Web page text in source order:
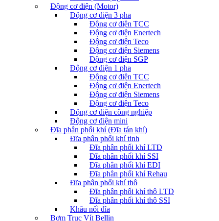
Động cơ điện (Motor)
Động cơ điện 3 pha
Động cơ điện TCC
Động cơ điện Enertech
Động cơ điện Teco
Động cơ điện Siemens
Động cơ điện SGP
Động cơ điện 1 pha
Động cơ điện TCC
Động cơ điện Enertech
Động cơ điện Siemens
Động cơ điện Teco
Động cơ điện công nghiệp
Động cơ điện mini
Đĩa phân phối khí (Đĩa tán khí)
Đĩa phân phối khí tinh
Đĩa phân phối khí LTD
Đĩa phân phối khí SSI
Đĩa phân phối khí EDI
Đĩa phân phối khí Rehau
Đĩa phân phối khí thô
Đĩa phân phối khí thô LTD
Đĩa phân phối khí thô SSI
Khâu nối đĩa
Bơm Trục Vít Bellin